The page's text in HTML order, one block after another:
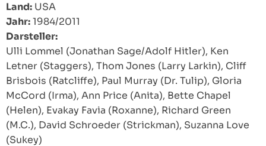
Land: USA
Jahr:1984/2011
Darsteller:
Ulli Lommel (Jonathan Sage/Adolf Hitler), Ken
Letner (Staggers), Thom Jones (Larry Larkin), Cliff
Brisbois (Ratcliffe), Paul Murray (Dr. Tulip), Gloria
McCord (Irma), Ann Price (Anita), Bette Chapel
(Helen), Evakay Favia (Roxanne), Richard Green
(M.C.), David Schroeder (Strickman), Suzanna Love
(Sukey)